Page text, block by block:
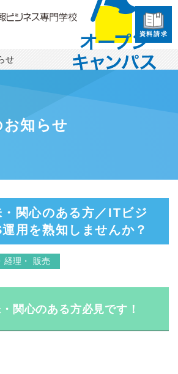
資料請求
せ
知らせ
関心のある方／ITビジ
用を熟知しませんか？
経理・ 販売
関心のある方必見です！